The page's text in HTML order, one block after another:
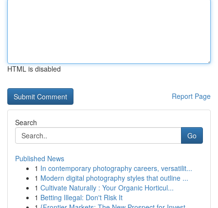
HTML is disabled
Report Page
Search
Go
Published News
1 In contemporary photography careers, versatilit...
1 Modern digital photography styles that outline ...
1 Cultivate Naturally : Your Organic Horticul...
1 Betting Illegal: Don't Risk It